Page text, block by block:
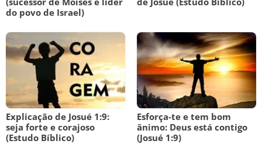
do povo de Israel)
Explicação de Josué 1:9:
seja forte e corajoso
(Estudo Bíblico)
Esforça-te e tem bom
ânimo: Deus está contigo
(Josué 1:9)